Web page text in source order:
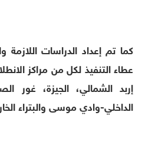
كما تم إعداد الدراسات
عطاء التنفيذ لكل من مراكز
إربد الشمالي، الجيزة، غور
الداخلي-وادي موسى والبتراء